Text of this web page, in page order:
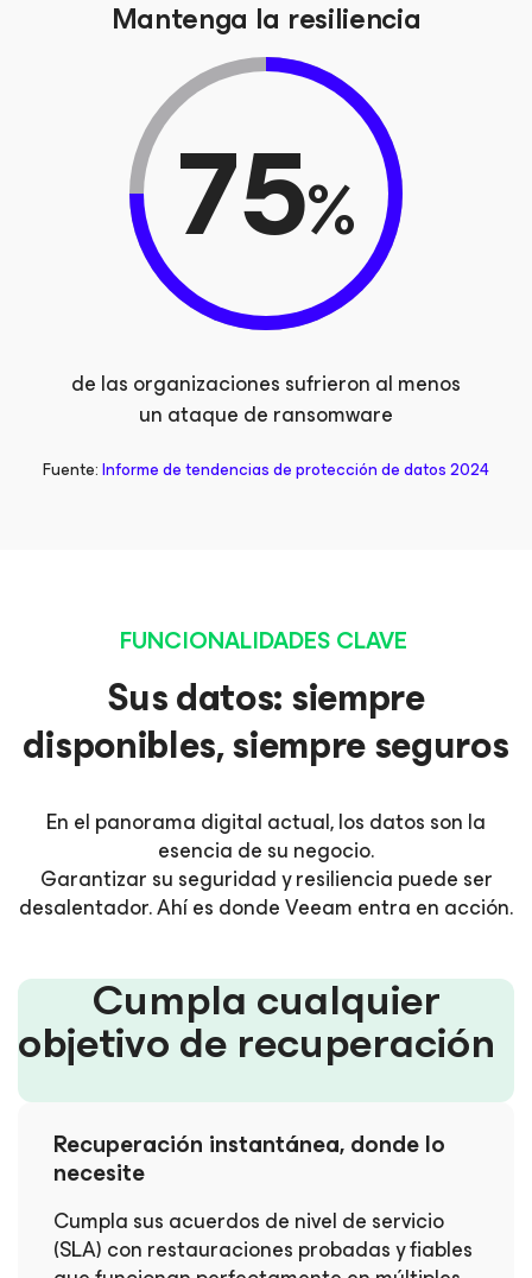
Mantenga la resiliencia
75%
de las organizaciones sufrieron al menos
un ataque de ransomware
Fuente:Informe de tendencias de protección de datos 2024
FUNCIONALIDADES CLAVE
Sus datos: siempre
disponibles, siempre seguros
En el panorama digital actual, los datos son la
esencia de su negocio.
Garantizar su seguridad y resiliencia puede ser
desalentador. Ahí es donde Veeam entra en acción.
Cumpla cualquier
objetivo de recuperación
Recuperación instantánea, donde lo
necesite
Cumpla sus acuerdos de nivel de servicio
(SLA) con restauraciones probadas y fiables